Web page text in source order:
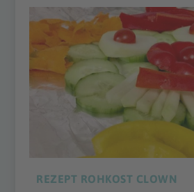
REZEPT ROHKOST CLOWN